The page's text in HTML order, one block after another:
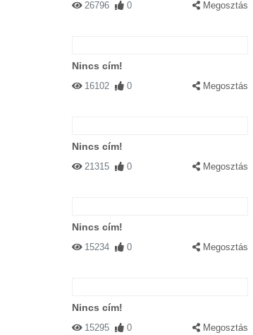
26796 0 Megosztás
Nincs cím!
16102 0 Megosztás
Nincs cím!
21315 0 Megosztás
Nincs cím!
15234 0 Megosztás
Nincs cím!
15295 0 Megosztás